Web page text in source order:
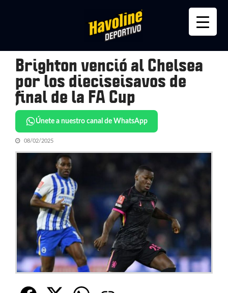
Brighton venció al Chelsea
por los dieciseisavos de
final de la FA Cup
Únete a nuestro canal de WhatsApp
08/02/2025